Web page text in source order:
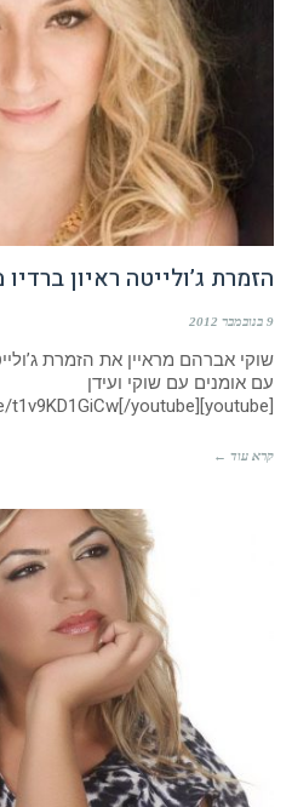
הזמרת ג’ולייטה ראיון
9 בנובמבר 2012
שוקי אברהם מראיין את הזמרת
עם אומנים עם שוקי ועידן
[youtube]http://youtu.be/t1v9KD1GiCw[/youtube]
קרא עוד ←